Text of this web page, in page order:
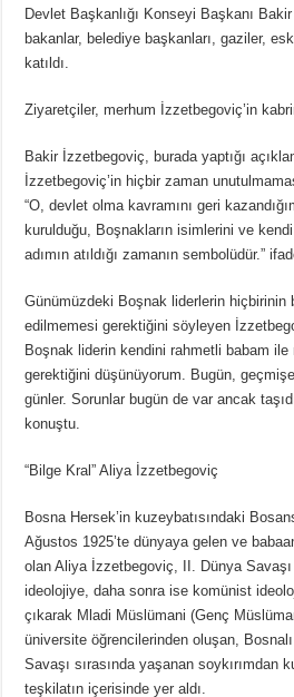
Devlet Başkanlığı Konseyi Başkanı
bakanlar, belediye başkanları, gaziler,
katıldı.
Ziyaretçiler, merhum İzzetbegoviç’in
Bakir İzzetbegoviç, burada yaptığı
İzzetbegoviç’in hiçbir zaman
“O, devlet olma kavramını geri
kurulduğu, Boşnakların isimlerini ve
adımın atıldığı zamanın sembolüdür.”
Günümüzdeki Boşnak liderlerin hiçbirinin
edilmemesi gerektiğini söyleyen
Boşnak liderin kendini rahmetli babam
gerektiğini düşünüyorum. Bugün,
günler. Sorunlar bugün de var ancak
konuştu.
“Bilge Kral” Aliya İzzetbegoviç
Bosna Hersek’in kuzeybatısındaki
Ağustos 1925’te dünyaya gelen ve
olan Aliya İzzetbegoviç, II. Dünya
ideolojiye, daha sonra ise komünist
çıkarak Mladi Müslümani (Genç
üniversite öğrencilerinden oluşan,
Savaşı sırasında yaşanan soykırımdan
teşkilatın içerisinde yer aldı.